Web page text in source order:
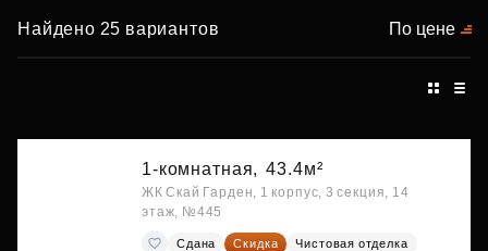
Найдено 25 вариантов По цене
1-комнатная, 43.4м²
ЖК Скай Гарден, 1 корпус, 3 секция, 14
этаж, №445
Сдана Скидка
Чистовая отделка